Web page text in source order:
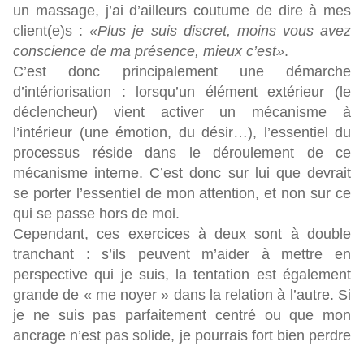
un massage, j’ai d’ailleurs coutume de dire à mes
client(e)s :«Plus je suis discret, moins vous avez
conscience de ma présence, mieux c’est».
C’est donc principalement une démarche
d’intériorisation : lorsqu’un élément extérieur (le
déclencheur) vient activer un mécanisme à
l’intérieur (une émotion, du désir…), l’essentiel du
processus réside dans le déroulement de ce
mécanisme interne. C’est donc sur lui que devrait
se porter l’essentiel de mon attention, et non sur ce
qui se passe hors de moi.
Cependant, ces exercices à deux sont à double
tranchant : s’ils peuvent m’aider à mettre en
perspective qui je suis, la tentation est également
grande de « me noyer » dans la relation à l’autre. Si
je ne suis pas parfaitement centré ou que mon
ancrage n’est pas solide, je pourrais fort bien perdre